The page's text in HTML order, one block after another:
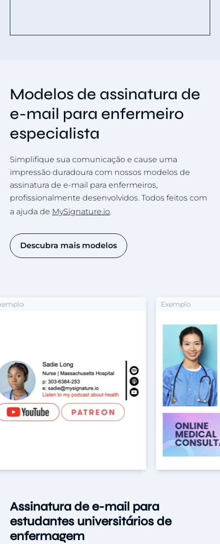
Modelos de assinatura de
e-mail para enfermeiro
especialista
Simplifique sua comunicação e cause uma
impressão duradoura com nossos modelos de
assinatura de e-mail para enfermeiros,
profissionalmente desenvolvidos. Todos feitos com
a ajuda de MySignature.io.
Descubra mais modelos
Exemplo
Assinatura de e-mail para
estudantes universitários de
enfermagem